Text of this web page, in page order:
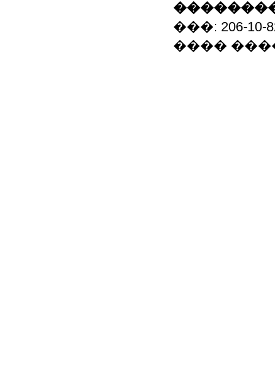
���: 206-
����